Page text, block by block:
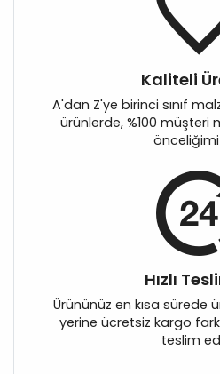
Kaliteli
A'dan Z'ye birinci sınıf
ürünlerde, %100 müşteri
Hızlı
Ürününüz en kısa sürede
yerine ücretsiz kargo
teslim